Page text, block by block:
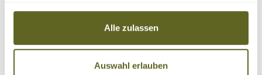
Alle zulassen
Auswahl erlauben
Individualreise /ASIN112
Kulturrundreise mit leichten Wanderungen